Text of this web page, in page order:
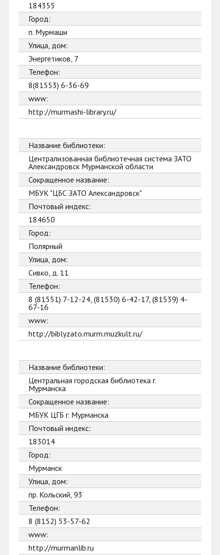
184355
Город:
п. Мурмаши
Улица, дом:
Энергетиков, 7
Телефон:
8(81553) 6-36-69
www:
http://murmashi-library.ru/
Название библиотеки:
Централизованная библиотечная система ЗАТО
Александровск Мурманской области
Сокращенное название:
МБУК "ЦБС ЗАТО Александровск"
Почтовый индекс:
184650
Город:
Полярный
Улица, дом:
Сивко, д. 11
Телефон:
8 (81551) 7-12-24, (81530) 6-42-17, (81539) 4-
67-16
www:
http://biblyzato.murm.muzkult.ru/
Название библиотеки:
Центральная городская библиотека г.
Мурманска
Сокращенное название:
МБУК ЦГБ г. Мурманска
Почтовый индекс:
183014
Город:
Мурманск
Улица, дом:
пр. Кольский, 93
Телефон:
8 (8152) 53-57-62
www:
http://murmanlib.ru